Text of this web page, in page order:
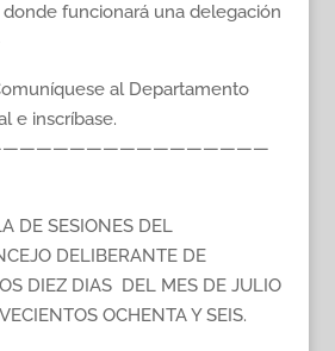
donde funcionará una delegación
al Departamento
e inscríbase.
DE SESIONES DEL
DELIBERANTE DE
DIEZ DIAS DEL MES DE JULIO
OCHENTA Y SEIS.